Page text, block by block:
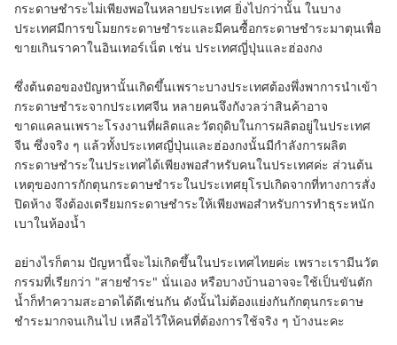
กระดาษชำระไม่เพียงพอในหลายประเทศ ยิ่งไปกว่านั้น ในบาง
ประเทศมีการขโมยกระดาษชำระและมีคนซื้อกระดาษชำระมาตุนเพื่อ
ขายเกินราคาในอินเทอร์เน็ต เช่น ประเทศญี่ปุ่นและฮ่องกง
ซึ่งต้นตอของปัญหานั้นเกิดขึ้นเพราะบางประเทศต้องพึ่งพาการนำเข้า
กระดาษชำระจากประเทศจีน หลายคนจึงกังวลว่าสินค้าอาจ
ขาดแคลนเพราะโรงงานที่ผลิตและวัตถุดิบในการผลิตอยู่ในประเทศ
จีน ซึ่งจริง ๆ แล้วทั้งประเทศญี่ปุ่นและฮ่องกงนั้นมีกำลังการผลิต
กระดาษชำระในประเทศได้เพียงพอสำหรับคนในประเทศค่ะ ส่วนต้น
เหตุของการกักตุนกระดาษชำระในประเทศยุโรปเกิดจากที่ทางการสั่ง
ปิดห้าง จึงต้องเตรียมกระดาษชำระให้เพียงพอสำหรับการทำธุระหนัก
เบาในห้องน้ำ
อย่างไรก็ตาม ปัญหานี้จะไม่เกิดขึ้นในประเทศไทยค่ะ เพราะเรามีนวัต
กรรมที่เรียกว่า "สายชำระ" นั่นเอง หรือบางบ้านอาจจะใช้เป็นขันตัก
น้ำก็ทำความสะอาดได้ดีเช่นกัน ดังนั้นไม่ต้องแย่งกันกักตุนกระดาษ
ชำระมากจนเกินไป เหลือไว้ให้คนที่ต้องการใช้จริง ๆ บ้างนะคะ